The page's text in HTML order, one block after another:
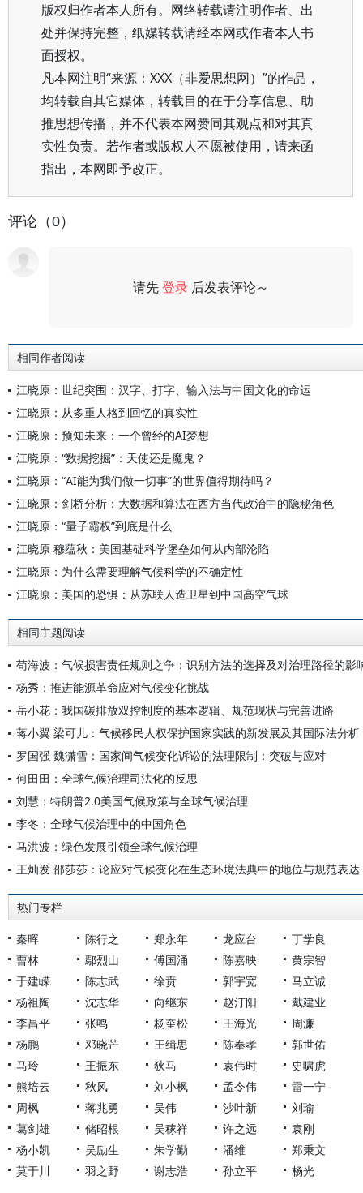
版权归作者本人所有。网络转载请注明作者、出
处并保持完整，纸媒转载请经本网或作者本人书
面授权。
凡本网注明“来源：XXX（非爱思想网）”的作品，
均转载自其它媒体，转载目的在于分享信息、助
推思想传播，并不代表本网赞同其观点和对其真
实性负责。若作者或版权人不愿被使用，请来函
指出，本网即予改正。
评论（0）
请先登录 后发表评论～
相同作者阅读
江晓原：世纪突围：汉字、打字、输入法与中国文化的命运
江晓原：从多重人格到回忆的真实性
江晓原：预知未来：一个曾经的AI梦想
江晓原：“数据挖掘”：天使还是魔鬼？
江晓原：“AI能为我们做一切事”的世界值得期待吗？
江晓原：剑桥分析：大数据和算法在西方当代政治中的隐秘角色
江晓原：“量子霸权”到底是什么
江晓原 穆蕴秋：美国基础科学堡垒如何从内部沦陷
江晓原：为什么需要理解气候科学的不确定性
江晓原：美国的恐惧：从苏联人造卫星到中国高空气球
相同主题阅读
苟海波：气候损害责任规则之争：识别方法的选择及对治理路径的影
杨秀：推进能源革命应对气候变化挑战
岳小花：我国碳排放双控制度的基本逻辑、规范现状与完善进路
蒋小翼 梁可儿：气候移民人权保护国家实践的新发展及其国际法分析
罗国强 魏潇雪：国家间气候变化诉讼的法理限制：突破与应对
何田田：全球气候治理司法化的反思
刘慧：特朗普2.0美国气候政策与全球气候治理
李冬：全球气候治理中的中国角色
马洪波：绿色发展引领全球气候治理
王灿发 邵莎莎：论应对气候变化在生态环境法典中的地位与规范表达
热门专栏
秦晖 陈行之 郑永年 龙应台
丁学良
曹林
鄢烈山 傅国涌 陈嘉映
黄宗智
于建嵘
陈志武 徐贲 郭宇宽
马立诚
杨祖陶
沈志华 向继东 赵汀阳
戴建业
李昌平
张鸣 杨奎松 王海光
周濂
杨鹏
邓晓芒 王缉思 陈奉孝
郭世佑
马玲
王振东 狄马 袁伟时
史啸虎
熊培云
秋风 刘小枫 孟令伟
雷一宁
周枫
蒋兆勇 吴伟 沙叶新
刘瑜
葛剑雄
储昭根 吴稼祥 许之远
袁刚
杨小凯
吴励生 朱学勤 潘维
郑秉文
莫于川
羽之野 谢志浩 孙立平 杨光